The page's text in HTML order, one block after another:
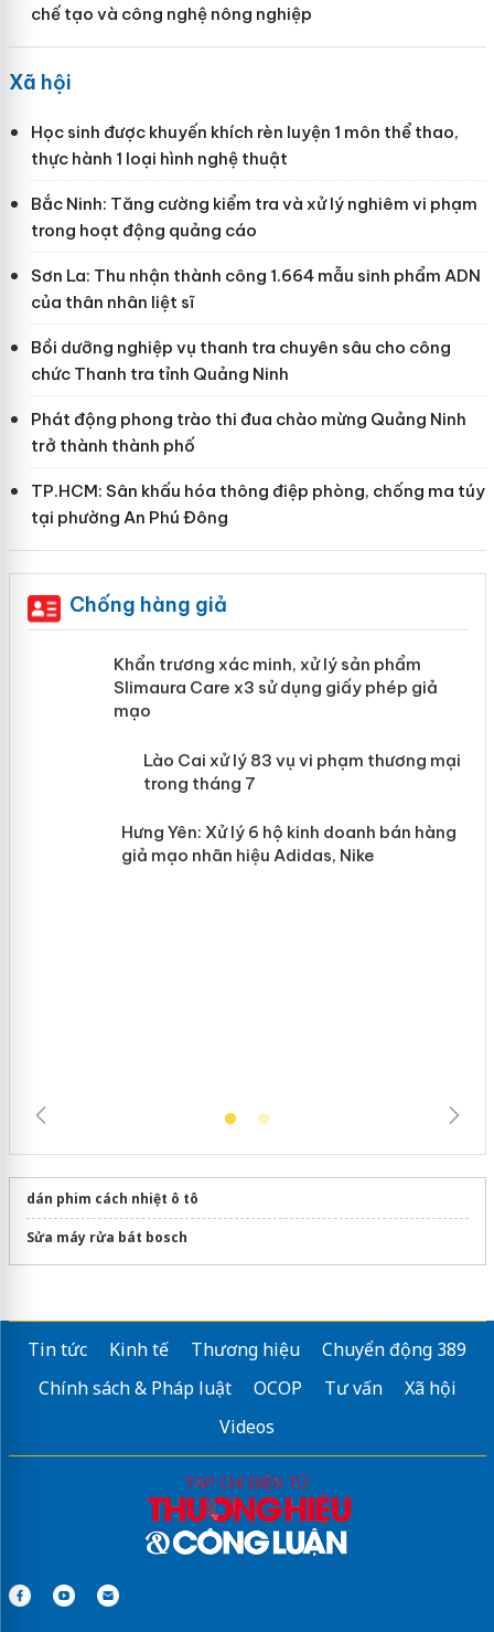
chế tạo và công nghệ nông nghiệp
Xã hội
Học sinh được khuyến khích rèn luyện 1 môn thể thao,
thực hành 1 loại hình nghệ thuật
Bắc Ninh: Tăng cường kiểm tra và xử lý nghiêm vi phạm
trong hoạt động quảng cáo
Sơn La: Thu nhận thành công 1.664 mẫu sinh phẩm ADN
của thân nhân liệt sĩ
Bồi dưỡng nghiệp vụ thanh tra chuyên sâu cho công
chức Thanh tra tỉnh Quảng Ninh
Phát động phong trào thi đua chào mừng Quảng Ninh
trở thành thành phố
TP.HCM: Sân khấu hóa thông điệp phòng, chống ma túy
tại phường An Phú Đông
Chống hàng giả
Khẩn trương xác minh, xử lý sản phẩm
Slimaura Care x3 sử dụng giấy phép giả
mạo
Lào Cai xử lý 83 vụ vi phạm thương
mại trong tháng 7
dán phim cách nhiệt ô tô
Sửa máy rửa bát bosch
Tin tức Kinh tế Thương hiệu
Chuyển động 389
Chính sách & Pháp luật
OCOP Tư vấn
Xã hội
Videos